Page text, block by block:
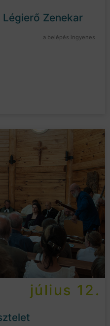
Zenekar
a belépés ingyenes
július 12.